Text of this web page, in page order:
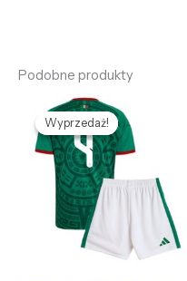
Podobne produkty
Wyprzedaż!
Wyprzedaż!
Pierwotna
cena
wynosiła:
468,95 zł.
cena
wynosi:
125,68 zł.